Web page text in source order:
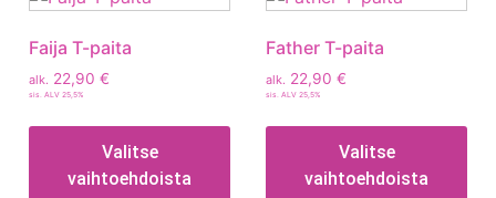
Faija T-paita
alk. 22,90 €
sis. ALV 25,5%
Valitse
vaihtoehdoista
Father T-paita
alk. 22,90 €
sis. ALV 25,5%
Valitse
vaihtoehdoista